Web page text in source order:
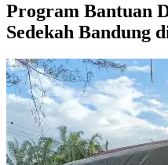
Program Bantuan
Sedekah Bandung